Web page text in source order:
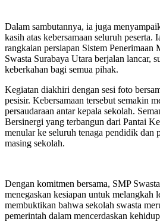
Dalam sambutannya, ia juga
kasih atas kebersamaan seluruh peserta.
rangkaian persiapan Sistem
Swasta Surabaya Utara berjalan lancar,
keberkahan bagi semua pihak.
Kegiatan diakhiri dengan sesi foto
pesisir. Kebersamaan tersebut semakin
persaudaraan antar kepala sekolah.
Bersinergi yang terbangun dari Pantai
menular ke seluruh tenaga pendidik dan
masing sekolah.
Dengan komitmen bersama, SMP
menegaskan kesiapan untuk melangkah
membuktikan bahwa sekolah swasta
pemerintah dalam mencerdaskan